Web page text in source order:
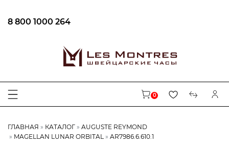
8 800 1000 264
0
ГЛАВНАЯ КАТАЛОГ
AUGUSTE REYMOND
MAGELLAN LUNAR ORBITAL
AR7986.6.610.1